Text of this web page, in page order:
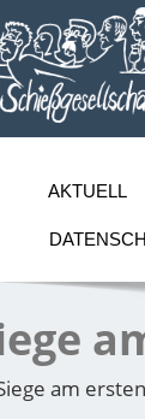
AKTUELL
am